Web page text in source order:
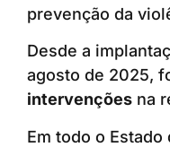
prevenção da
Desde a
agosto de 2025,
intervenções na
Em todo o Estado